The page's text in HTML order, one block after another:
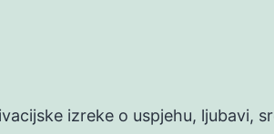
izreke o uspjehu, ljubavi,